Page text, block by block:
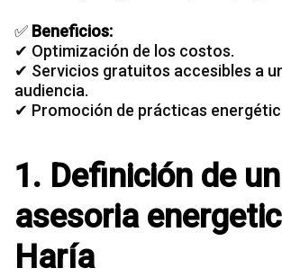
✅ Beneficios:
✔ Optimización de los costos.
✔ Servicios gratuitos accesibles a
audiencia.
✔ Promoción de prácticas
1. Definición de
asesoria
Haría